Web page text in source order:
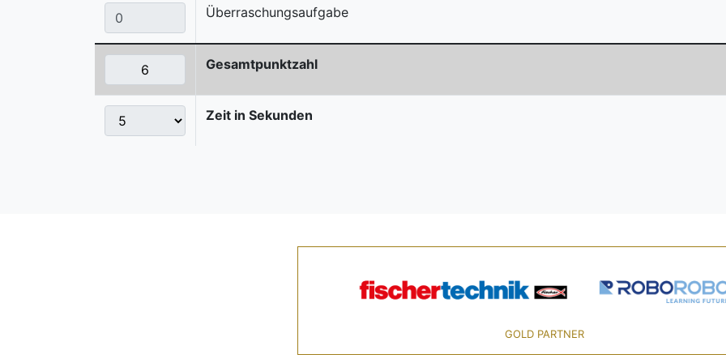
Überraschungsaufgabe
Gesamtpunktzahl
Zeit in Sekunden
GOLD PARTNER